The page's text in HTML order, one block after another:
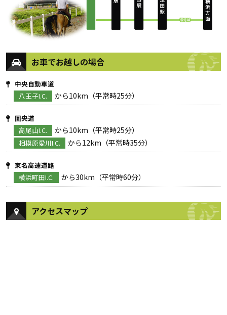
お車でお越しの場合
中央自動車道
八王子I.C.
から10km（平常時25分）
圏央道
高尾山I.C.
から10km（平常時25分）
相模原愛川I.C. から12km（平常時35分）
東名高速道路
横浜町田I.C.
から30km（平常時60分）
アクセスマップ